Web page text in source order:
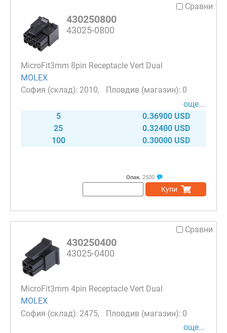
Сравни
430250800
43025-0800
MicroFit3mm 8pin Receptacle Vert Dual
MOLEX
2010
0
още...
5
0.36900 USD
25
0.32400 USD
100
0.30000 USD
Опак. 2500
Купи
Сравни
430250400
43025-0400
MicroFit3mm 4pin Receptacle Vert Dual
MOLEX
2475
0
още...